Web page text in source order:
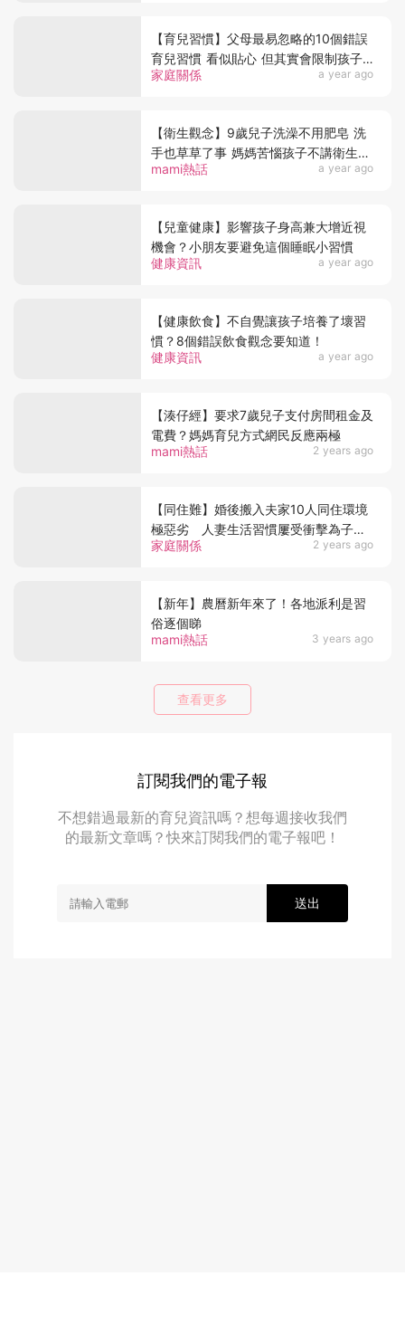
家庭關係 a year ago
【育兒習慣】父母最易忽略的10個錯誤
育兒習慣 看似貼心 但其實會限制孩子
的發展？
mami熱話 a year ago
【衛生觀念】9歲兒子洗澡不用肥皂 洗
手也草草了事 媽媽苦惱孩子不講衛生
網感同身受齊出招
健康資訊 a year ago
【兒童健康】影響孩子身高兼大增近視
機會？小朋友要避免這個睡眠小習慣
健康資訊 a year ago
【健康飲食】不自覺讓孩子培養了壞習
慣？8個錯誤飲食觀念要知道！
mami熱話 2 years ago
【湊仔經】要求7歲兒子支付房間租金及
電費？媽媽育兒方式網民反應兩極
家庭關係 2 years ago
【同住難】婚後搬入夫家10人同住環境
極惡劣 人妻生活習慣屢受衝擊為子女
啞忍
mami熱話 3 years ago
【新年】農曆新年來了！各地派利是習
俗逐個睇
查看更多
訂閱我們的電子報
不想錯過最新的育兒資訊嗎？想每週接收我們
的最新文章嗎？快來訂閱我們的電子報吧！
送出